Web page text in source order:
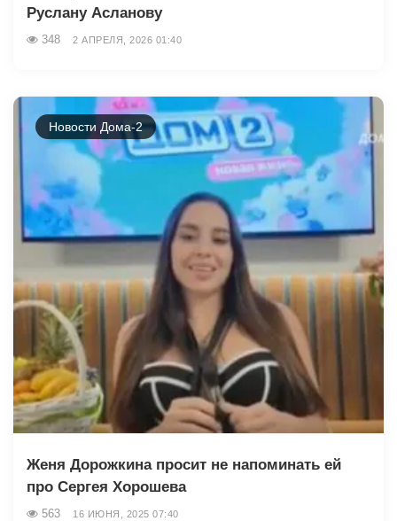
Руслану Асланову
348 2 АПРЕЛЯ, 2026 01:40
Новости Дома-2
Женя Дорожкина просит не напоминать ей
про Сергея Хорошева
563 16 ИЮНЯ, 2025 07:40